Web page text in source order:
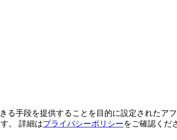
手段を提供することを目的に設定されたア
。 詳細はプライバシーポリシーをご確認くだ